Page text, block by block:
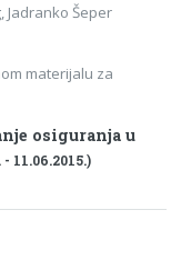
Jadranko Šeper
materijalu za
osiguranja u
- 11.06.2015.)